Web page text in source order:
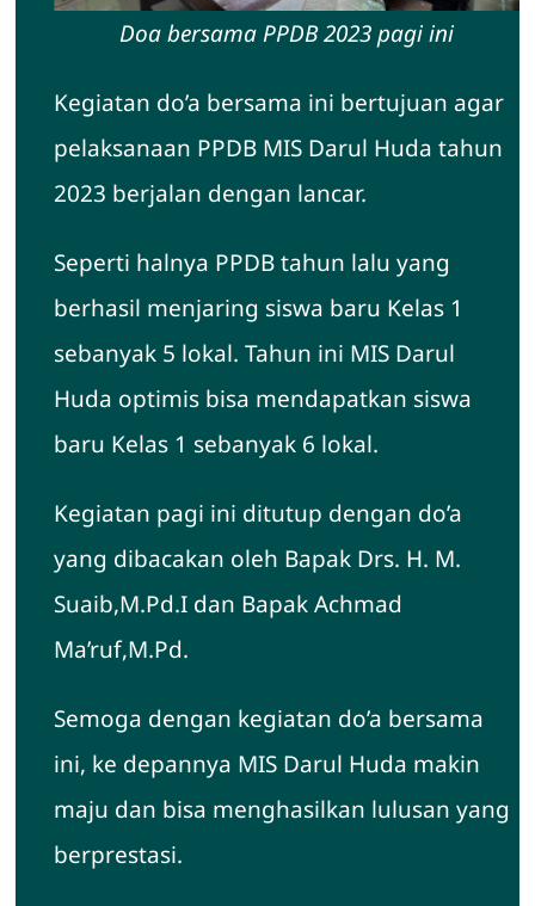
Doa bersama PPDB 2023 pagi ini
Kegiatan do’a bersama ini bertujuan agar
pelaksanaan PPDB MIS Darul Huda tahun
2023 berjalan dengan lancar.
Seperti halnya PPDB tahun lalu yang
berhasil menjaring siswa baru Kelas 1
sebanyak 5 lokal. Tahun ini MIS Darul
Huda optimis bisa mendapatkan siswa
baru Kelas 1 sebanyak 6 lokal.
Kegiatan pagi ini ditutup dengan do’a
yang dibacakan oleh Bapak Drs. H. M.
Suaib,M.Pd.I dan Bapak Achmad
Ma’ruf,M.Pd.
Semoga dengan kegiatan do’a bersama
ini, ke depannya MIS Darul Huda makin
maju dan bisa menghasilkan lulusan yang
berprestasi.